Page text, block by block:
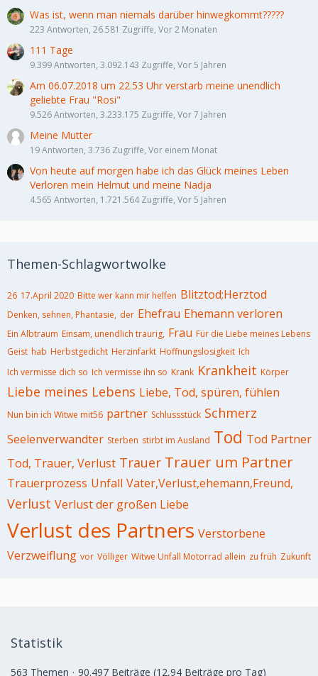
Was ist, wenn man niemals darüber hinwegkommt?????
223 Antworten, 26.581 Zugriffe, Vor 2 Monaten
111 Tage
9.399 Antworten, 3.092.143 Zugriffe, Vor 5 Jahren
Am 06.07.2018 um 22.53 Uhr verstarb meine unendlich
geliebte Frau "Rosi"
9.526 Antworten, 3.233.175 Zugriffe, Vor 7 Jahren
Meine Mutter
19 Antworten, 3.736 Zugriffe, Vor einem Monat
Von heute auf morgen habe ich das Glück meines Leben
Verloren mein Helmut und meine Nadja
4.565 Antworten, 1.721.564 Zugriffe, Vor 5 Jahren
Themen-Schlagwortwolke
26 17.April 2020 Bitte wer kann mir helfen Blitztod;Herztod
Denken, sehnen, Phantasie, der Ehefrau Ehemann verloren
Ein Albtraum Einsam, unendlich traurig, Frau Für die Liebe meines Lebens
Geist hab Herbstgedicht Herzinfarkt Hoffnungslosigkeit Ich
Ich vermisse dich so Ich vermisse ihn so Krank Krankheit Körper
Liebe meines Lebens Liebe, Tod, spüren, fühlen
Nun bin ich Witwe mit56 partner Schlussstück Schmerz
Seelenverwandter Sterben stirbt im Ausland Tod Tod Partner
Tod, Trauer, Verlust Trauer Trauer um Partner
Trauerprozess Unfall Vater,Verlust,ehemann,Freund,
Verlust Verlust der großen Liebe
Verlust des Partners Verstorbene
Verzweiflung vor Völliger Witwe Unfall Motorrad allein zu früh Zukunft
Statistik
563 Themen 90.497 Beiträge (12,94 Beiträge pro Tag)